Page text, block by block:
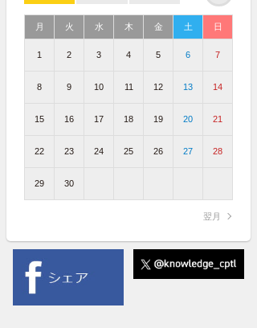
月 火 水 木 金 土 日
1 2 3 4 5 6 7
8 9 10 11 12 13 14
15 16 17 18 19 20 21
22 23 24 25 26 27 28
29 30
翌月